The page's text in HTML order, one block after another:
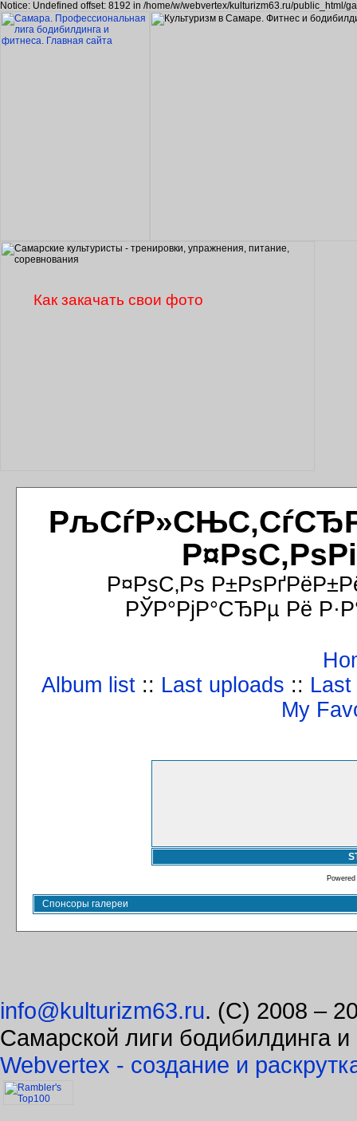
Notice: Undefined offset: 8192 in /home/w/webvertex/kulturizm63.ru/public_html/
Р¤РѕС‚Рѕ
РЎР°РјР°СЂРµ Рё
Album list :: Last uploads ::
My
info@kulturizm63.ru
. (C) 2008 –
Самарской лиги бодибилдинга
Webvertex - создание и
Как закачать свои фото